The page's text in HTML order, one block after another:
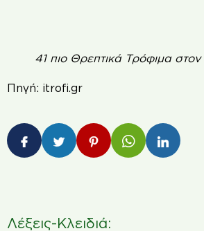
41 πιο Θρεπτικά Τρόφιμα
Πηγή: itrofi.gr
Λέξεις-Κλειδιά: